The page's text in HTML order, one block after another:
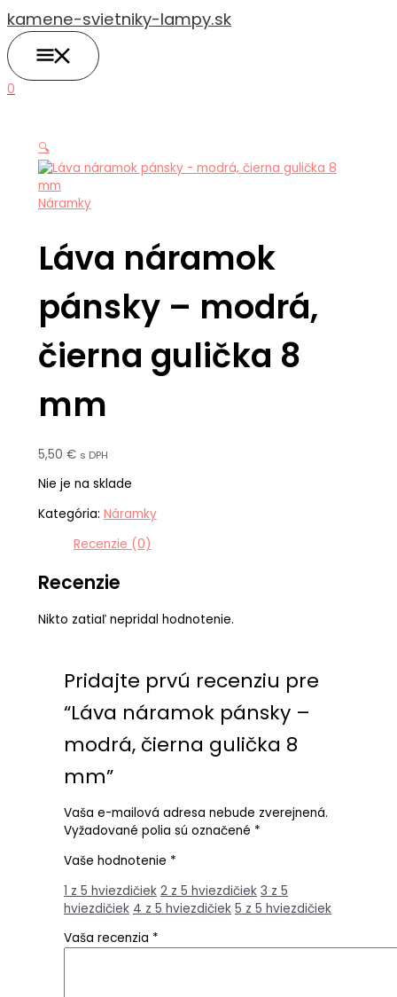
na
obsah
kamene-svietniky-lampy.sk
0
🔍
Náramky
Láva náramok
pánsky – modrá,
čierna gulička 8
mm
5,50 € s DPH
Nie je na sklade
Kategória: Náramky
Recenzie (0)
Recenzie
Nikto zatiaľ nepridal hodnotenie.
Pridajte prvú recenziu pre
“Láva náramok pánsky –
modrá, čierna gulička 8
mm”
Vaša e-mailová adresa nebude zverejnená.
Vyžadované polia sú označené *
Vaše hodnotenie *
1 z 5 hviezdičiek 2 z 5 hviezdičiek 3 z 5
hviezdičiek 4 z 5 hviezdičiek 5 z 5 hviezdičiek
Vaša recenzia *